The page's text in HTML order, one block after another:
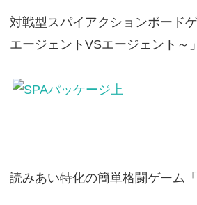
対戦型スパイアクションボード
エージェントVSエージェント～」
読みあい特化の簡単格闘ゲーム「